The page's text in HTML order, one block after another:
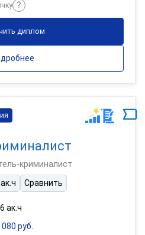
диплом
криминалист
Сравнить
ак.ч
руб.